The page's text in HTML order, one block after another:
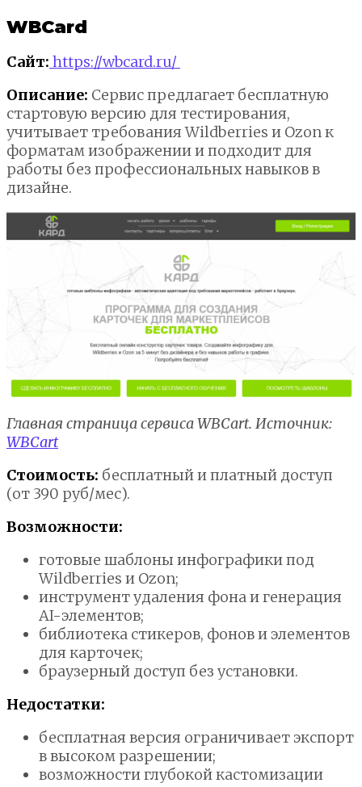
WBCard
Сайт: https://wbcard.ru/
Описание: Сервис предлагает бесплатную
стартовую версию для тестирования,
учитывает требования Wildberries и Ozon к
форматам изображении и подходит для
работы без профессиональных навыков в
дизайне.
Главная страница сервиса WBCart. Источник:
WBCart
Стоимость: бесплатный и платный доступ
(от 390 руб/мес).
Возможности:
готовые шаблоны инфографики под
Wildberries и Ozon;
инструмент удаления фона и генерация
AI-элементов;
библиотека стикеров, фонов и элементов
для карточек;
браузерный доступ без установки.
Недостатки:
бесплатная версия ограничивает экспорт
в высоком разрешении;
возможности глубокой кастомизации